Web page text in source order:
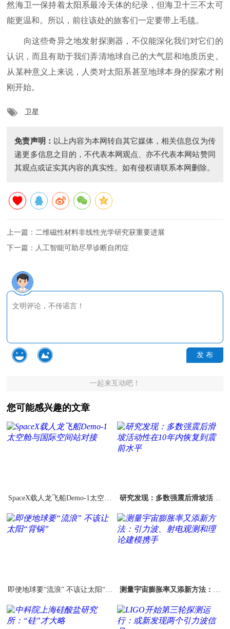
然海卫一保持着太阳系最冷天体的纪录，但海卫十三不太可
能更温和。所以，前往该处的旅客们一定要带上毛毯。
向这些奇异之地发射探测器，不仅能深化我们对它们的
认识，而且有助于我们弄清地球自己的大气层和地质历史。
从某种意义上来说，人类对太阳系甚至地球本身的探索才刚
刚开始。
卫星
免责声明： 以上内容为本网转自其它媒体，相关信息仅为传
递更多信息之目的，不代表本网观点、亦不代表本网站赞同
其观点或证实其内容的真实性。如有侵权请联系本网删除。
上一篇：二维磁性材料非线性光学研究获重要进展
下一篇： 人工智能可助尽早诊断自闭症
发 布
一起来互动吧！
您可能感兴趣的文章
SpaceX载人龙飞船Demo-1太空舱
研究发现：多数强震后滑坡活动
即便地球要“流浪” 不该让太阳“背
测量宇宙膨胀率又添新方法：引